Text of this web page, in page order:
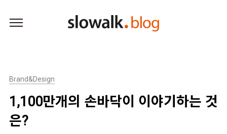
Brand&Design
1,100만개의 손바닥이 이야기하는 것
은?